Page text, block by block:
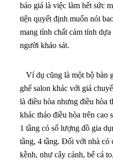
báo giá là việc làm hết sức
tiện quyết định muốn nói
mang tính chất cảm tính
người khảo sát.
Ví dụ cũng là một bộ bàn
ghế salon khác với giá
là điều hòa nhưng điều hòa
khác tháo điều hòa trên cao
1 tầng có số lượng đồ gia
tầng, 4 tầng. Đối với nhà có
kềnh, như cây cảnh, bể cá